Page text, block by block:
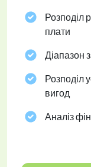
Розподіл
плати
Діапазон
Розподіл
вигод
Аналіз